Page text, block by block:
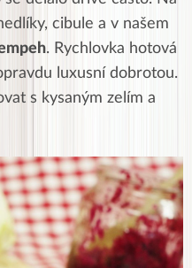
cibule a v našem
. Rychlovka hotová
luxusní dobrotou.
s kysaným zelím a